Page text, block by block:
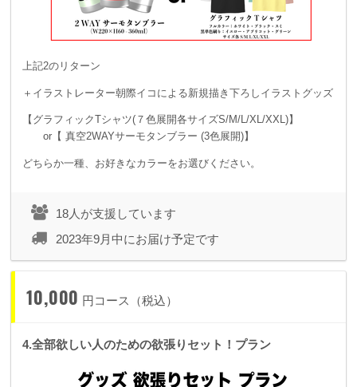
上記2のリターン
＋イラストレーター朝際イコによる新規描き下ろしイラストグッズ
【グラフィックTシャツ(７色展開各サイズS/M/L/XL/XXL)】
or【 真空2WAYサーモタンブラー (3色展開)】
どちらか一種、お好きなカラーをお選びください。
18人が支援しています
2023年9月中にお届け予定です
10,000 円コース（税込）
4.全部欲しい人のための欲張りセット！プラン